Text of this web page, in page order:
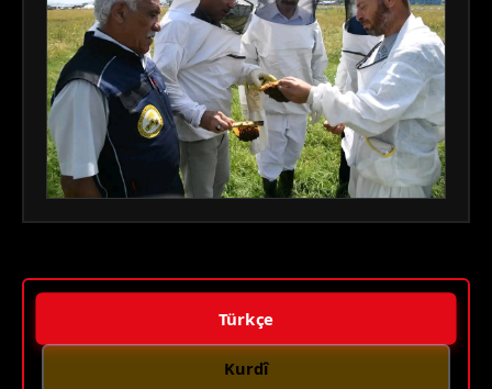
Türkçe
Kurdî